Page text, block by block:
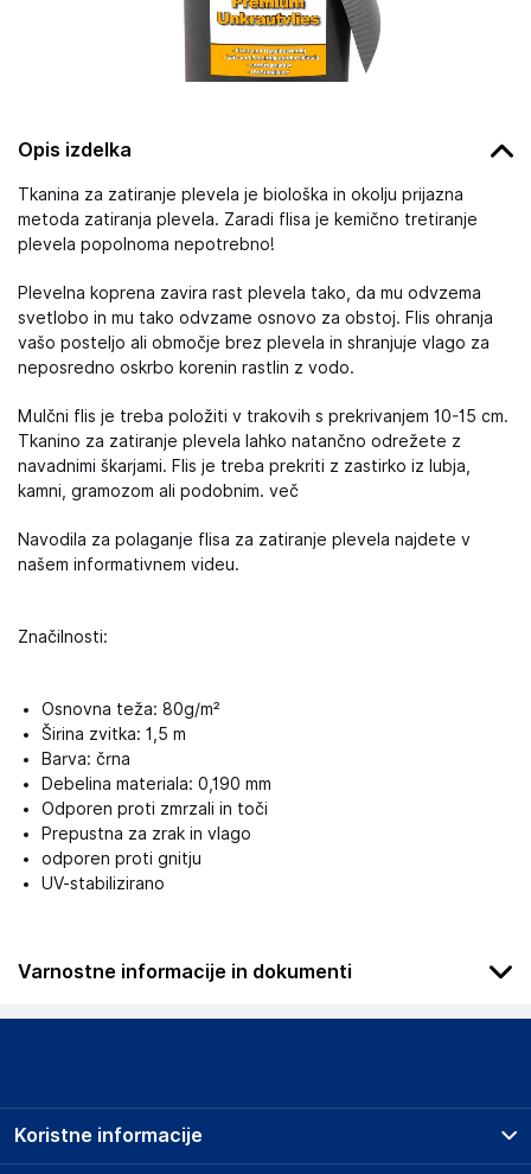
Opis izdelka
Tkanina za zatiranje plevela je biološka in okolju prijazna
metoda zatiranja plevela. Zaradi flisa je kemično tretiranje
plevela popolnoma nepotrebno!
Plevelna koprena zavira rast plevela tako, da mu odvzema
svetlobo in mu tako odvzame osnovo za obstoj. Flis ohranja
vašo posteljo ali območje brez plevela in shranjuje vlago za
neposredno oskrbo korenin rastlin z vodo.
Mulčni flis je treba položiti v trakovih s prekrivanjem 10-15 cm.
Tkanino za zatiranje plevela lahko natančno odrežete z
navadnimi škarjami. Flis je treba prekriti z zastirko iz lubja,
kamni, gramozom ali podobnim. več
Navodila za polaganje flisa za zatiranje plevela najdete v
našem informativnem videu.
Značilnosti:
Osnovna teža: 80g/m²
Širina zvitka: 1,5 m
Barva: črna
Debelina materiala: 0,190 mm
Odporen proti zmrzali in toči
Prepustna za zrak in vlago
odporen proti gnitju
UV-stabilizirano
Varnostne informacije in dokumenti
Podatki o proizvajalcu
Aquagart Trading GmbH
Koristne informacije